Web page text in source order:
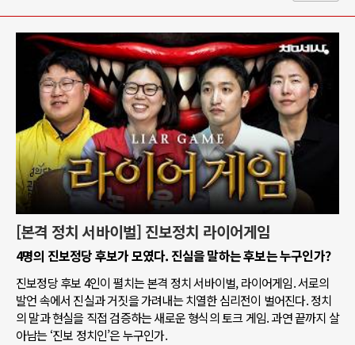
[본격 정치 서바이벌] 진보정치 라이어게임
4명의 진보정당 후보가 모였다. 진실을 말하는 후보는 누구인가?
진보정당 후보 4인이 펼치는 본격 정치 서바이벌, 라이어게임. 서로의
발언 속에서 진실과 거짓을 가려내는 치열한 심리전이 벌어진다. 정치
의 말과 현실을 직접 검증하는 새로운 형식의 토크 게임. 과연 끝까지 살
아남는 ‘진보 정치인’은 누구인가.